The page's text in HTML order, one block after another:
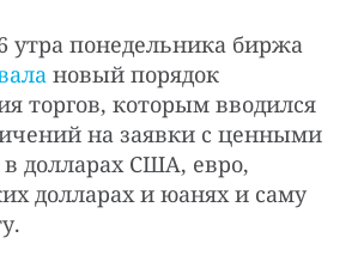
утра понедельника биржа
новый порядок
торгов, которым вводился
на заявки с ценными
долларах США, евро,
долларах и юанях и саму